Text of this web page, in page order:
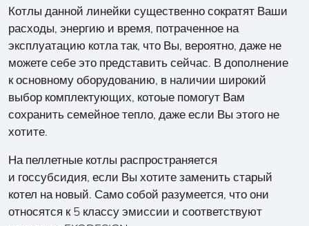
Котлы данной линейки существенно сократят Ваши
расходы, энергию и время, потраченное на
эксплуатацию котла так, что Вы, вероятно, даже не
можете себе это представить сейчас. В дополнение
к основному оборудованию, в наличии широкий
выбор комплектующих, котоые помогут Вам
сохранить семейное тепло, даже если Вы этого не
хотите.
На пеллетные котлы распространяется
и госсубсидия, если Вы хотите заменить старый
котел на новый. Само собой разумеется, что они
относятся к 5 классу эмиссии и соответствуют